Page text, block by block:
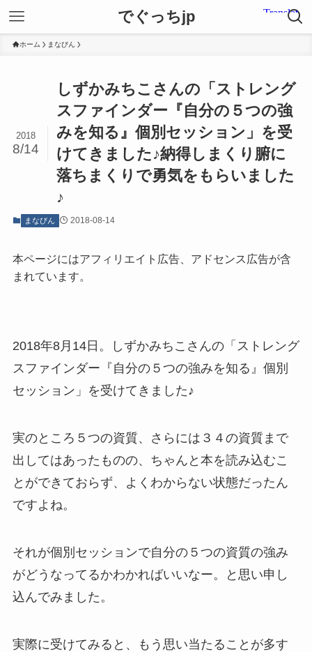
でぐっちjp
ホーム まなびん
しずかみちこさんの「ストレング
スファインダー『自分の５つの強
みを知る』個別セッション」を受
けてきました♪納得しまくり腑に
落ちまくりで勇気をもらいました
♪
2018
8/14
まなびん 2018-08-14
本ページにはアフィリエイト広告、アドセンス広告が含
まれています。
2018年8月14日。しずかみちこさんの「ストレング
スファインダー『自分の５つの強みを知る』個別
セッション」を受けてきました♪
実のところ５つの資質、さらには３４の資質まで
出してはあったものの、ちゃんと本を読み込むこ
とができておらず、よくわからない状態だったん
ですよね。
それが個別セッションで自分の５つの資質の強み
がどうなってるかわかればいいなー。と思い申し
込んでみました。
実際に受けてみると、もう思い当たることが多す